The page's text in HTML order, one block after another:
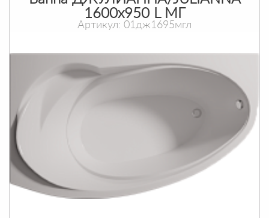
1600х950 L МГ
Артикул: 01дж1695мгл